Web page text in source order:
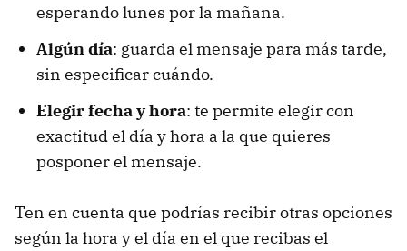
esperando lunes por la mañana.
Algún día: guarda el mensaje para más tarde,
sin especificar cuándo.
Elegir fecha y hora: te permite elegir con
exactitud el día y hora a la que quieres
posponer el mensaje.
Ten en cuenta que podrías recibir otras opciones
según la hora y el día en el que recibas el